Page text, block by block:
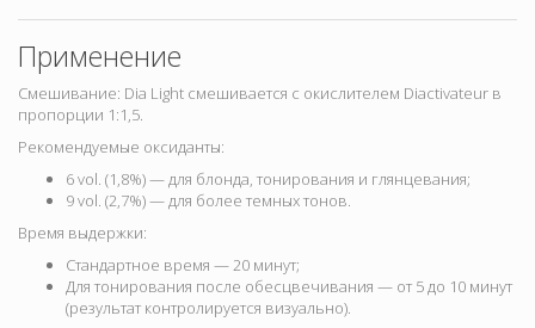
Применение
Смешивание: Dia Light смешивается с окислителем Diactivateur в
пропорции 1:1,5.
Рекомендуемые оксиданты:
6 vol. (1,8%) — для блонда, тонирования и глянцевания;
9 vol. (2,7%) — для более темных тонов.
Время выдержки:
Стандартное время —20 минут;
Для тонирования после обесцвечивания — от 5 до 10 минут
(результат контролируется визуально).